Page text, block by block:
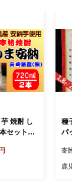
焼酎 し
本セット
本格芋
お湯割り
種
パ
本
湯
寄
鹿